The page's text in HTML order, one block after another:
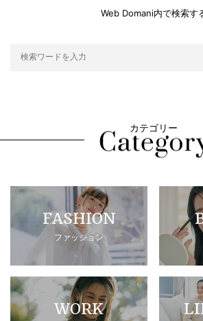
Web Domani内で検索す
カテゴリー
FASHION
ファッション
WORK